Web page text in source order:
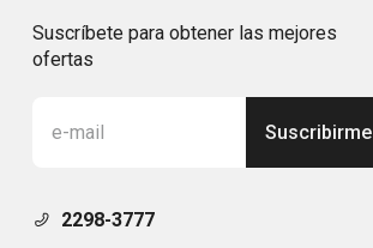
Suscríbete para obtener las mejores
ofertas
Suscribirme
2298-3777